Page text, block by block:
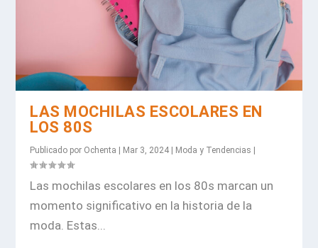
LAS MOCHILAS ESCOLARES EN
LOS 80S
Publicado por Ochenta Mar 3, 2024 Moda y Tendencias
Las mochilas escolares en los 80s marcan un
momento significativo en la historia de la
moda. Estas...